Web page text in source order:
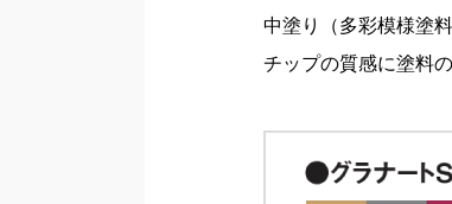
中塗り（多彩模様塗
チップの質感に塗料